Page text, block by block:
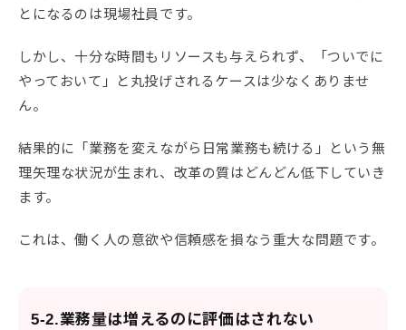
とになるのは現場社員です。
しかし、十分な時間もリソースも与えられず、「ついでに
やっておいて」と丸投げされるケースは少なくありませ
ん。
結果的に「業務を変えながら日常業務も続ける」という無
理矢理な状況が生まれ、改革の質はどんどん低下していき
ます。
これは、働く人の意欲や信頼感を損なう重大な問題です。
5-2.業務量は増えるのに評価はされない